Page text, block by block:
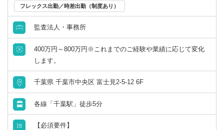
フレックス出勤／時差出勤（制度あり）
監査法人・事務所
400万円～800万円※これまでのご経験や業績に応じて変化
します。
千葉県 千葉市中央区 富士見2-5-12 6F
各線「千葉駅」徒歩5分
【必須要件】
語学
英語力を活かす
中国語を活かす
その他語学を活かす